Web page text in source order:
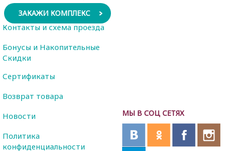
ЗАКАЖИ КОМПЛЕКС
МЫ В СОЦ СЕТЯХ
Контакты и схема проезда
Бонусы и Накопительные
Скидки
Сертификаты
Возврат товара
Новости
Политика
конфиденциальности